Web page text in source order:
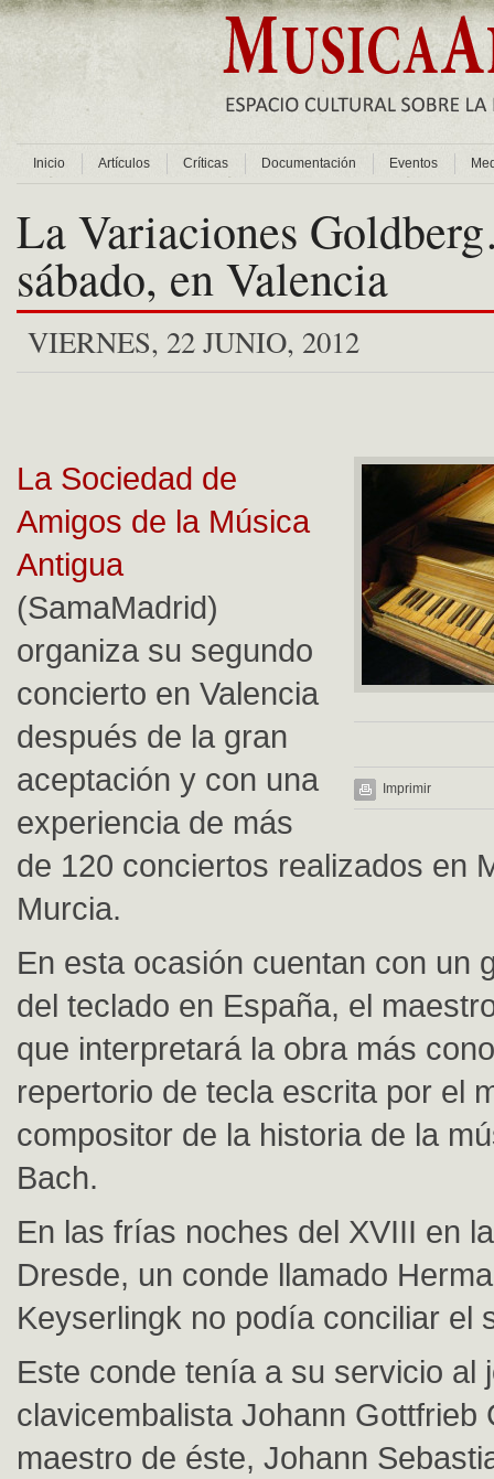
Inicio Artículos Críticas Documentación Eventos
La Variaciones
sábado, en Valencia
VIERNES, 22 JUNIO, 2012
Imprimir
La Sociedad de
Amigos de la Música
Antigua
(SamaMadrid)
organiza su segundo
concierto en Valencia
después de la gran
aceptación y con una
experiencia de más
de 120 conciertos realizados en
Murcia.
En esta ocasión cuentan con un
del teclado en España, el
que interpretará la obra más
repertorio de tecla escrita por el
compositor de la historia de la
Bach.
En las frías noches del XVIII en
Dresde, un conde llamado
Keyserlingk no podía conciliar el
Este conde tenía a su servicio al
clavicembalista Johann Gottfrieb
maestro de éste, Johann